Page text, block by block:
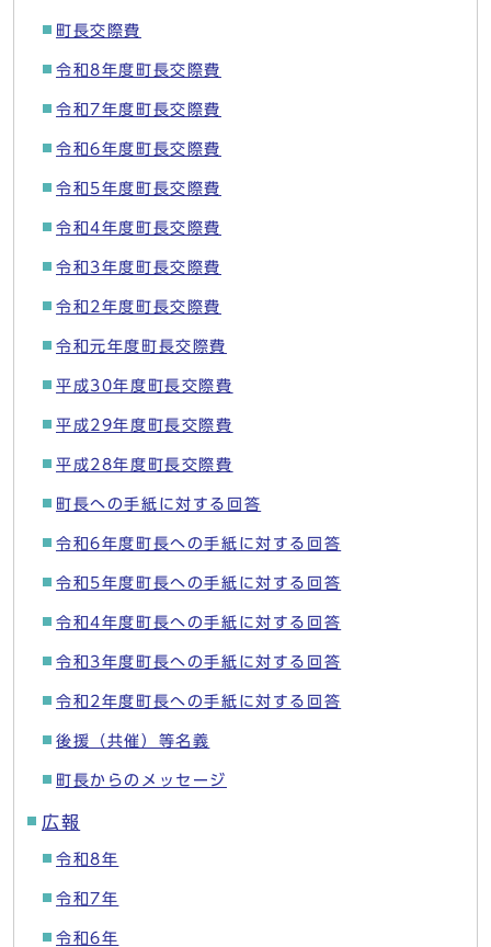
町長交際費
令和8年度町長交際費
令和7年度町長交際費
令和6年度町長交際費
令和5年度町長交際費
令和4年度町長交際費
令和3年度町長交際費
令和2年度町長交際費
令和元年度町長交際費
平成30年度町長交際費
平成29年度町長交際費
平成28年度町長交際費
町長への手紙に対する回答
令和6年度町長への手紙に対する回答
令和5年度町長への手紙に対する回答
令和4年度町長への手紙に対する回答
令和3年度町長への手紙に対する回答
令和2年度町長への手紙に対する回答
後援（共催）等名義
町長からのメッセージ
広報
令和8年
令和7年
令和6年